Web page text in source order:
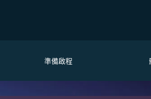
準備啟程